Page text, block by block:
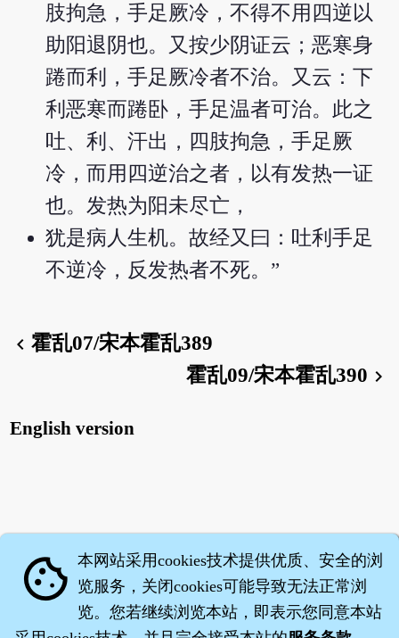
肢拘急，手足厥冷，不得不用四逆以
助阳退阴也。又按少阴证云；恶寒身
踡而利，手足厥冷者不治。又云：下
利恶寒而踡卧，手足温者可治。此之
吐、利、汗出，四肢拘急，手足厥
冷，而用四逆治之者，以有发热一证
也。发热为阳未尽亡，
犹是病人生机。故经又曰：吐利手足
不逆冷，反发热者不死。”
chevron_left霍乱07/宋本霍乱389
霍乱09/宋本霍乱390 chevron_right
English version
cookie 本网站采用cookies技术提供优质、安全的浏
览服务，关闭cookies可能导致无法正常浏
览。您若继续浏览本站，即表示您同意本站